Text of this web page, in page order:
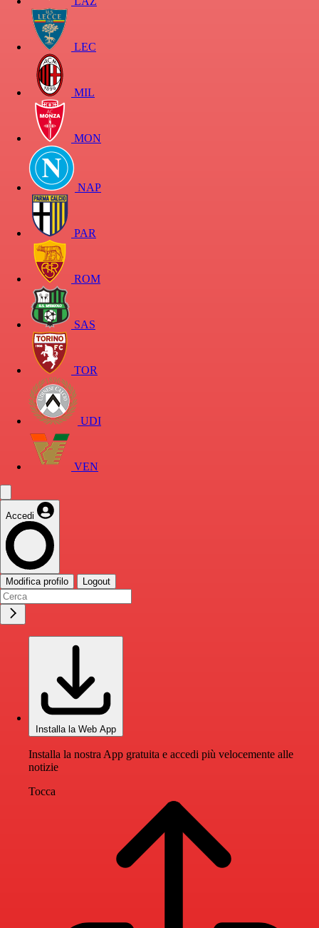
LEC
MIL
MON
NAP
PAR
ROM
SAS
TOR
UDI
VEN
Accedi
Modifica profilo Logout
Installa la Web App
Installa la nostra App gratuita e accedi più velocemente alle
notizie
Tocca